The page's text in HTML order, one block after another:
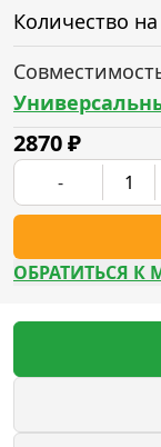
Количество на
2870₽
-
ОБРАТИТЬСЯ К